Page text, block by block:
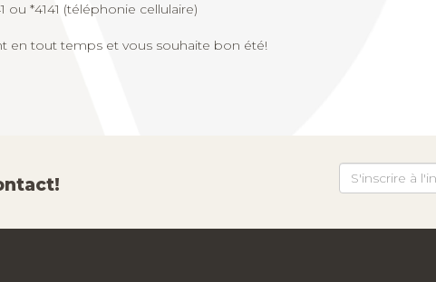
ou *4141 (téléphonie cellulaire)
en tout temps et vous souhaite bon été!